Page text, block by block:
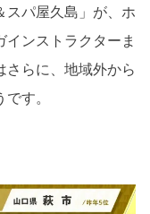
スパ屋久島」が、ホ
ンストラクターま
さらに、地域外から
す。